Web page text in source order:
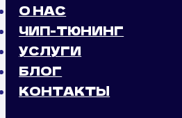
О НАС
ЧИП-ТЮНИНГ
УСЛУГИ
БЛОГ
КОНТАКТЫ